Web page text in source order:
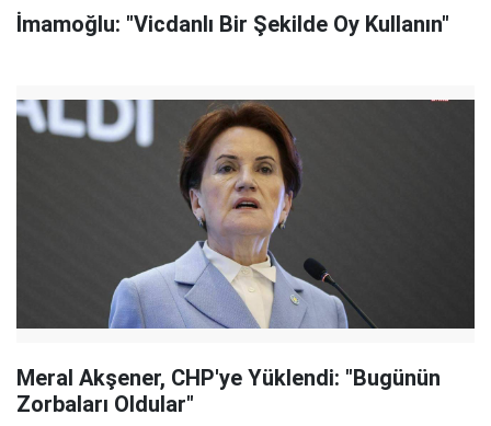
İmamoğlu: "Vicdanlı Bir Şekilde Oy Kullanın"
Meral Akşener, CHP'ye Yüklendi: "Bugünün
Zorbaları Oldular"